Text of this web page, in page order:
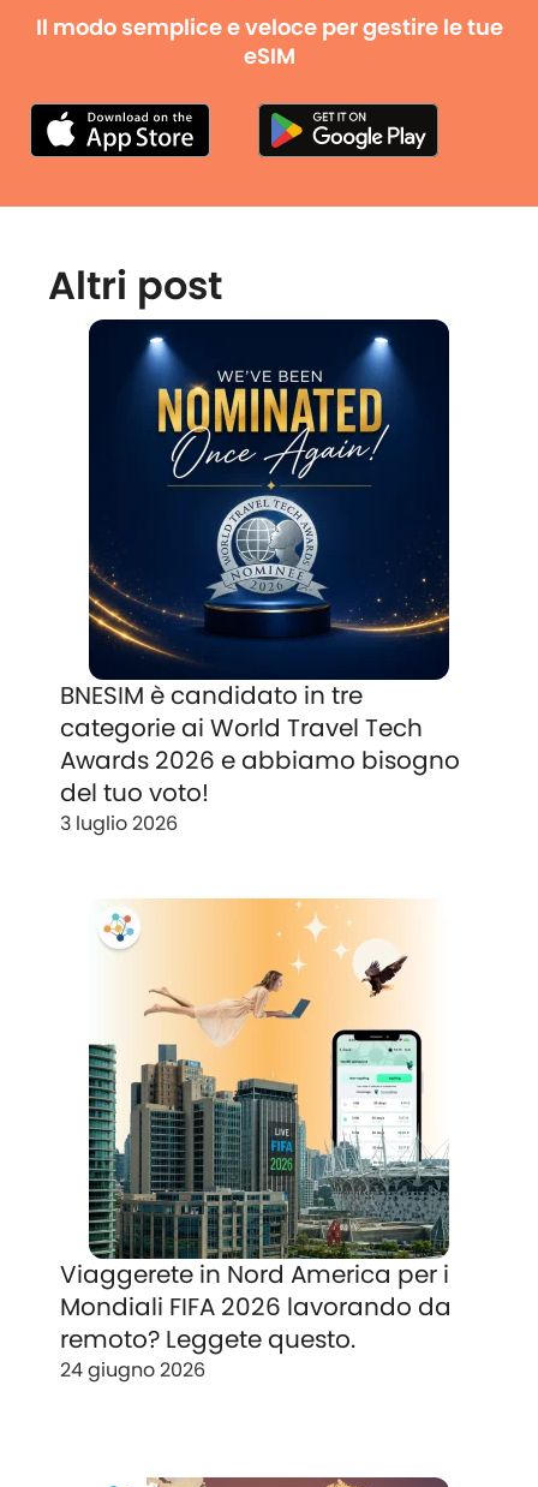
Il modo semplice e veloce per gestire le tue
eSIM
Altri post
BNESIM è candidato in tre
categorie ai World Travel Tech
Awards 2026 e abbiamo bisogno
del tuo voto!
3 luglio 2026
Viaggerete in Nord America per i
Mondiali FIFA 2026 lavorando da
remoto? Leggete questo.
24 giugno 2026